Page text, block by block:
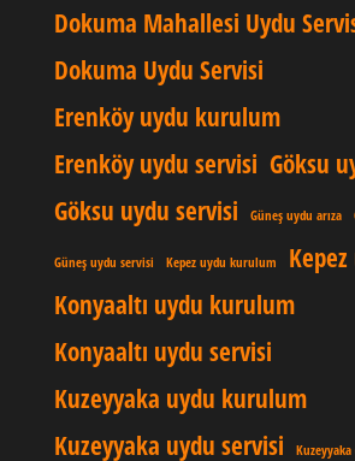
Dokuma Mahallesi Uydu
Dokuma Uydu Servisi
Erenköy uydu kurulum
Erenköy uydu servisi Göksu
Göksu uydu servisi
Güneş uydu arıza
Güneş uydu servisi Kepez uydu kurulum
Konyaaltı uydu kurulum
Konyaaltı uydu servisi
Kuzeyyaka uydu kurulum
Kuzeyyaka uydu servisi